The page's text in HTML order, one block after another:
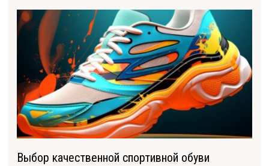
Выбор качественной спортивной обуви